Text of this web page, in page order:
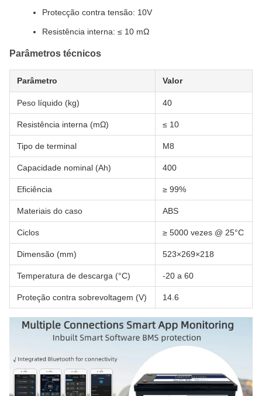
Protecção contra tensão: 10V
Resistência interna: ≤ 10 mΩ
Parâmetros técnicos
Parâmetro Valor
Peso líquido (kg) 40
Resistência interna (mΩ) ≤ 10
Tipo de terminal M8
Capacidade nominal (Ah) 400
Eficiência ≥ 99%
Materiais do caso ABS
Ciclos ≥ 5000 vezes @ 25°C
Dimensão (mm) 523×269×218
Temperatura de descarga (°C) -20 a 60
Proteção contra sobrevoltagem (V) 14.6